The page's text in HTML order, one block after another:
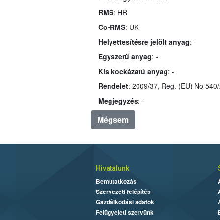
RMS: HR
Co-RMS: UK
Helyettesítésre jelölt anyag:-
Egyszerű anyag: -
Kis kockázatú anyag: -
Rendelet: 2009/37, Reg. (EU) No
Megjegyzés: -
Mégsem
Hivatalunk
Bemutatkozás
Szervezeti felépítés
Gazdálkodási adatok
Felügyeleti szervünk